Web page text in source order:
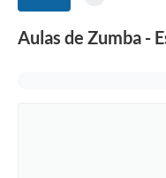
Aulas de Zumba -